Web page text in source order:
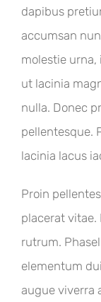
dapibus
accumsan
molestie
ut lacinia
nulla. Donec
pellentesque.
lacinia lacus
Proin
placerat vitae.
rutrum.
elementum
augue viverra